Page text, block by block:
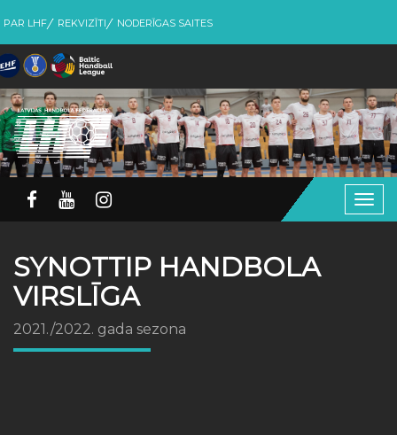
PAR LHF REKVIZĪTI NODERĪGAS SAITES
SYNOTTIP HANDBOLA
VIRSLĪGA
2021./2022. gada sezona